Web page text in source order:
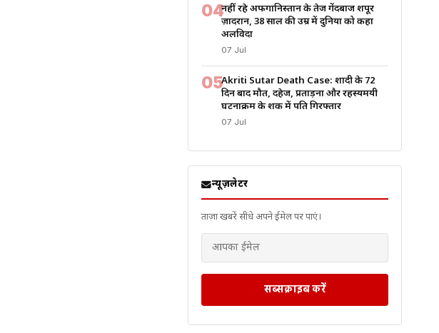
04नहीं रहे अफगानिस्तान के तेज गेंदबाज शपूर
ज़ादरान, 38 साल की उम्र में दुनिया को कहा
अलविदा
07 Jul
05Akriti Sutar Death Case: शादी के 72
दिन बाद मौत, दहेज, प्रताड़ना और रहस्यमयी
घटनाक्रम के शक में पति गिरफ्तार
07 Jul
न्यूज़लेटर
ताज़ा खबरें सीधे अपने ईमेल पर पाएं।
सब्सक्राइब करें